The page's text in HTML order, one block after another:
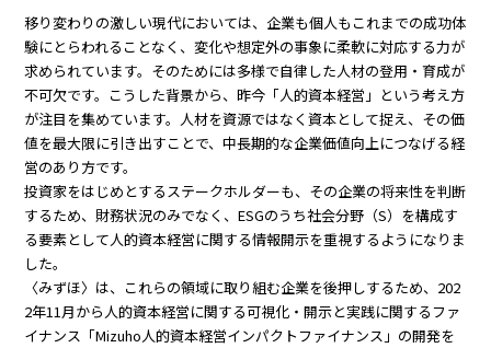
移り変わりの激しい現代においては、企業も個人もこれまでの成功体
験にとらわれることなく、変化や想定外の事象に柔軟に対応する力が
求められています。そのためには多様で自律した人材の登用・育成が
不可欠です。こうした背景から、昨今「人的資本経営」という考え方
が注目を集めています。人材を資源ではなく資本として捉え、その価
値を最大限に引き出すことで、中長期的な企業価値向上につなげる経
営のあり方です。
投資家をはじめとするステークホルダーも、その企業の将来性を判断
するため、財務状況のみでなく、ESGのうち社会分野（S）を構成す
る要素として人的資本経営に関する情報開示を重視するようになりま
した。
〈みずほ〉は、これらの領域に取り組む企業を後押しするため、202
2年11月から人的資本経営に関する可視化・開示と実践に関するファ
イナンス「Mizuho人的資本経営インパクトファイナンス」の開発を